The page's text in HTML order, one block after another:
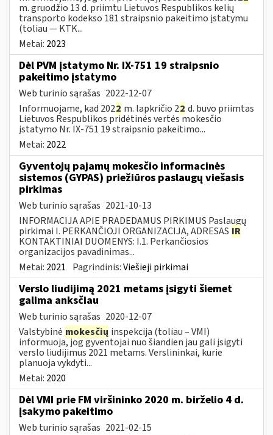
m. gruodžio 13 d. priimtu Lietuvos Respublikos kelių
transporto kodekso 181 straipsnio pakeitimo įstatymu
(toliau — KTK...
Metai: 2023
Dėl PVM įstatymo Nr. IX-751 19 straipsnio
pakeitimo įstatymo
Web turinio sąrašas 2022-12-07
Informuojame, kad 2022 m. lapkričio 22 d. buvo priimtas
Lietuvos Respublikos pridėtinės vertės mokesčio
įstatymo Nr. IX-751 19 straipsnio pakeitimo...
Metai: 2022
Gyventojų pajamų mokesčio informacinės
sistemos (GYPAS) priežiūros paslaugų viešasis
pirkimas
Web turinio sąrašas 2021-10-13
INFORMACIJA APIE PRADEDAMUS PIRKIMUS Paslaugų
pirkimai I. PERKANČIOJI ORGANIZACIJA, ADRESAS IR
KONTAKTINIAI DUOMENYS: I.1. Perkančiosios
organizacijos pavadinimas...
Metai: 2021 Pagrindinis:Viešieji pirkimai
Verslo liudijimą 2021 metams įsigyti šiemet
galima anksčiau
Web turinio sąrašas 2020-12-07
Valstybinė mokesčių inspekcija (toliau – VMI)
informuoja, jog gyventojai nuo šiandien jau gali įsigyti
verslo liudijimus 2021 metams. Verslininkai, kurie
planuoja vykdyti...
Metai: 2020
Dėl VMI prie FM viršininko 2020 m. birželio 4 d.
įsakymo pakeitimo
Web turinio sąrašas 2021-02-15